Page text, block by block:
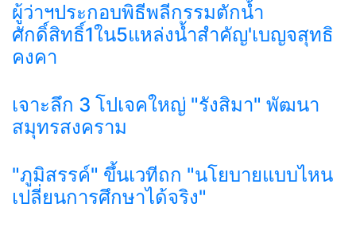
ผู้ว่าฯประกอบพิธีพลีกรรมตักน้ำ
ศักดิ์สิทธิ์1ใน5แหล่งน้ำสำคัญ'เบญจสุทธิ
คงคา
เจาะลึก 3 โปเจคใหญ่ "รังสิมา" พัฒนา
สมุทรสงคราม
"ภูมิสรรค์" ขึ้นเวทีถก "นโยบายแบบไหน
เปลี่ยนการศึกษาได้จริง"